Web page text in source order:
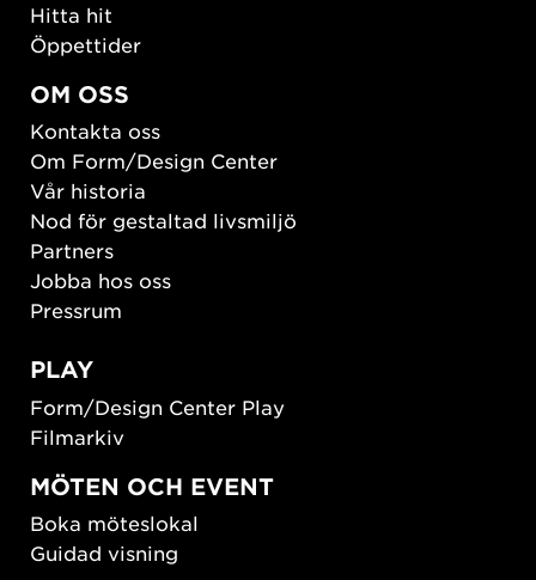
Hitta hit
Öppettider
OM OSS
Kontakta oss
Om Form/Design Center
Vår historia
Nod för gestaltad livsmiljö
Partners
Jobba hos oss
Pressrum
PLAY
Form/Design Center Play
Filmarkiv
MÖTEN OCH EVENT
Boka möteslokal
Guidad visning